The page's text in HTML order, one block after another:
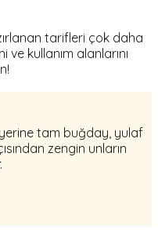
tarifleri çok daha
kullanım alanlarını
tam buğday, yulaf
zengin unların